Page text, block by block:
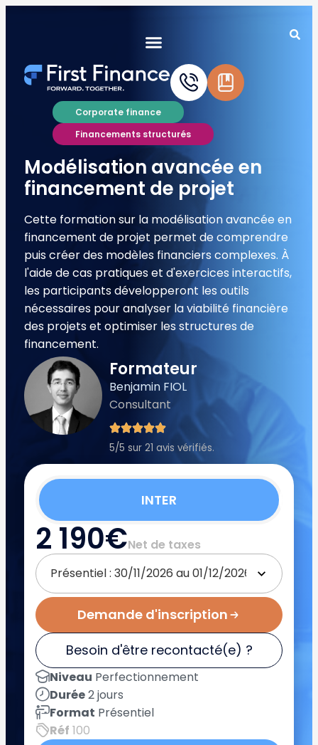
Corporate finance
Financements structurés
Modélisation avancée en
financement de projet
Cette formation sur la modélisation avancée en
financement de projet permet de comprendre
puis créer des modèles financiers complexes. À
l'aide de cas pratiques et d'exercices interactifs,
les participants développeront les outils
nécessaires pour analyser la viabilité financière
des projets et optimiser les structures de
financement.
Formateur
Benjamin FIOL
Consultant
5/5 sur 21 avis vérifiés.
INTER
2 190€Net de taxes
Demande d'inscription
Besoin d'être recontacté(e) ?
Niveau Perfectionnement
Durée2 jours
Format Présentiel
Réf 100